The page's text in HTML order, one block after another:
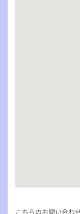
こちらのお問い合わ